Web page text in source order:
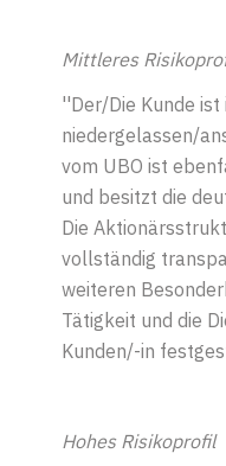
Mittleres
''Der/Die Kunde ist
niedergelassen/
vom UBO ist
und besitzt die
Die
vollständig
weiteren
Tätigkeit und die
Kunden/-in
Hohes Risikoprofil